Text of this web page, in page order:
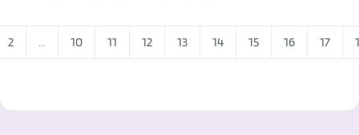
2 ... 10 11 12 13 14 15 16 17